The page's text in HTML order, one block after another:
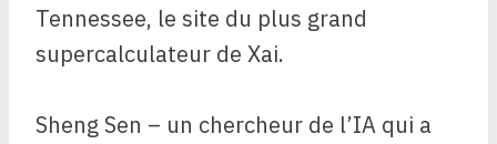
Tennessee, le site du plus grand
supercalculateur de Xai.
Sheng Sen – un chercheur de l’IA qui a